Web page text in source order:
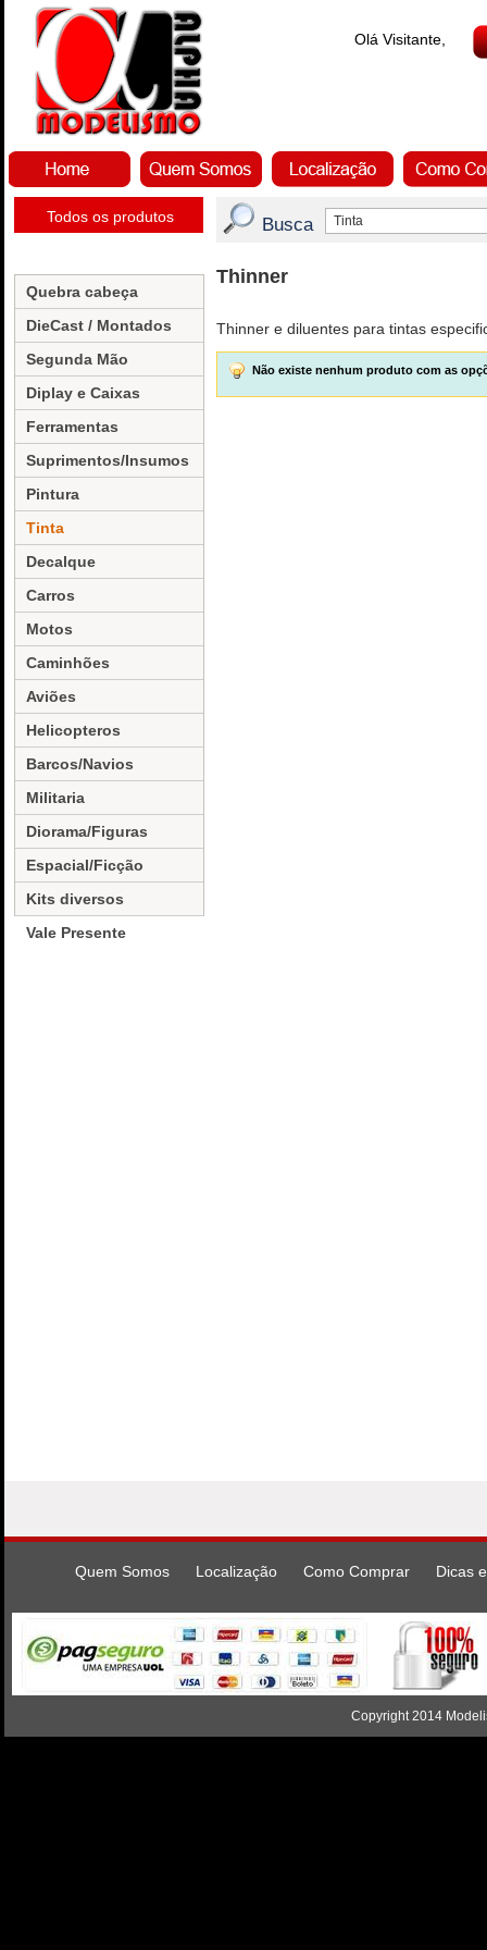
Olá Visitante,
Todos os produtos Busca
Thinner
Thinner e diluentes para tintas
Não existe nenhum produto com as
Quebra cabeça
DieCast / Montados
Segunda Mão
Diplay e Caixas
Ferramentas
Suprimentos/Insumos
Pintura
Tinta
Decalque
Carros
Motos
Caminhões
Aviões
Helicopteros
Barcos/Navios
Militaria
Diorama/Figuras
Espacial/Ficção
Kits diversos
Vale Presente
Quem Somos Localização Como Comprar Dicas
Copyright 2014